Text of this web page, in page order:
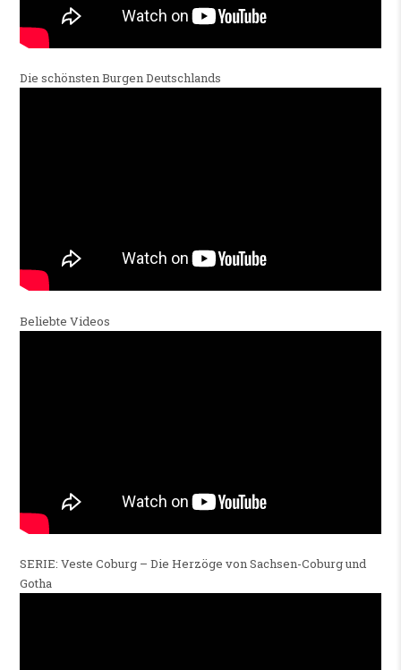
Die schönsten Burgen Deutschlands
Beliebte Videos
SERIE: Veste Coburg – Die Herzöge von Sachsen-Coburg und
Gotha